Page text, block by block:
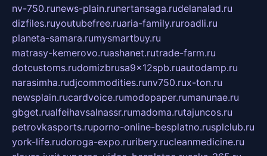
nv-750.runews-plain.runertansaga.rudelanalad.ru
dizfiles.ruyoutubefree.ruaria-family.ruroadli.ru
planeta-samara.rumysmartbuy.ru
matrasy-kemerovo.ruashanet.rutrade-farm.ru
dotcustoms.rudomizbrusa9x12spb.ruautodamp.ru
narasimha.rudjcommodities.runv750.rux-ton.ru
newsplain.rucardvoice.rumodopaper.rumanunae.ru
gbget.rualfeihavsalnassr.rumadoma.rutajuncos.ru
petrovkasports.ruporno-online-besplatno.rusplclub.ru
york-life.rudoroga-expo.ruribery.rucleanmedicine.ru